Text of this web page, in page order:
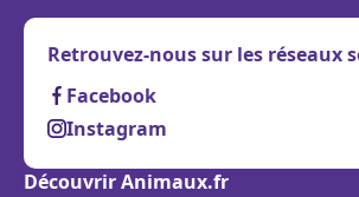
Retrouvez-nous sur les réseaux
Facebook
Instagram
Découvrir Animaux.fr